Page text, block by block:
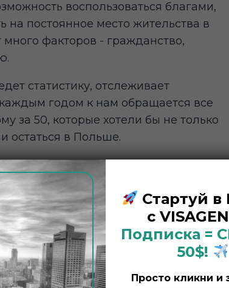
воспользоваться благами,
на постоянное место жительства в
факторов - гражданство,
статистику, отслеживает
годом к нам обращается все
за 50, которые хотели бы не только
остаться в Польше.
которые уже могли бы
своей семьей, читать книги,
за рубежом, устраиваться
заботится о них. Совсем по-
в частности, в Польше.
с поляками, не надо обладать
Люди, которые получили ВНЖ,
Стартуй в
с
Подписка =
50$!
Просто кликни и